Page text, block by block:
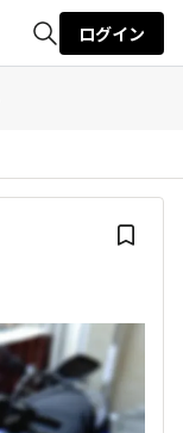
検索
ログイン